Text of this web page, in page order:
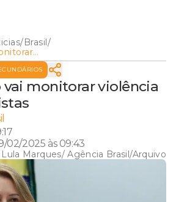
/Brasil/
monitorar violência
02/2025 às 09:43
Lula Marques/ Agência Brasil/Arquivo